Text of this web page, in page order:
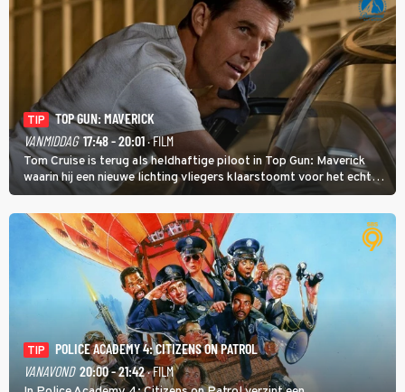
TIP
TOP GUN: MAVERICK
VANMIDDAG 17:48 - 20:01· FILM
Tom Cruise is terug als heldhaftige piloot in Top Gun: Maverick
waarin hij een nieuwe lichting vliegers klaarstoomt voor het echte
werk.
TIP
POLICE ACADEMY 4: CITIZENS ON PATROL
VANAVOND 20:00 - 21:42· FILM